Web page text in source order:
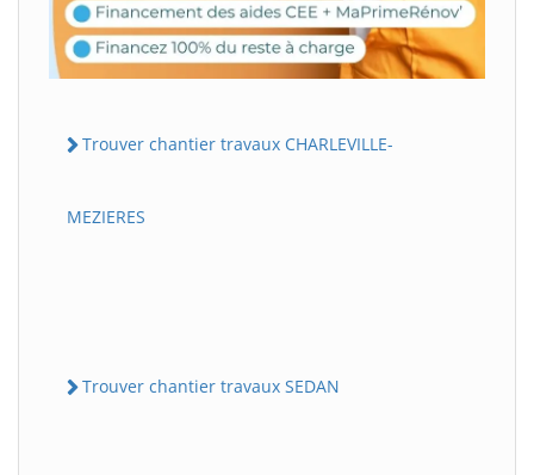
Trouver chantier travaux CHARLEVILLE-
MEZIERES
Trouver chantier travaux SEDAN